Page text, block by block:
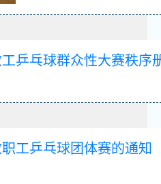
乒乓球群众性大赛秩序
工乒乓球团体赛的通知